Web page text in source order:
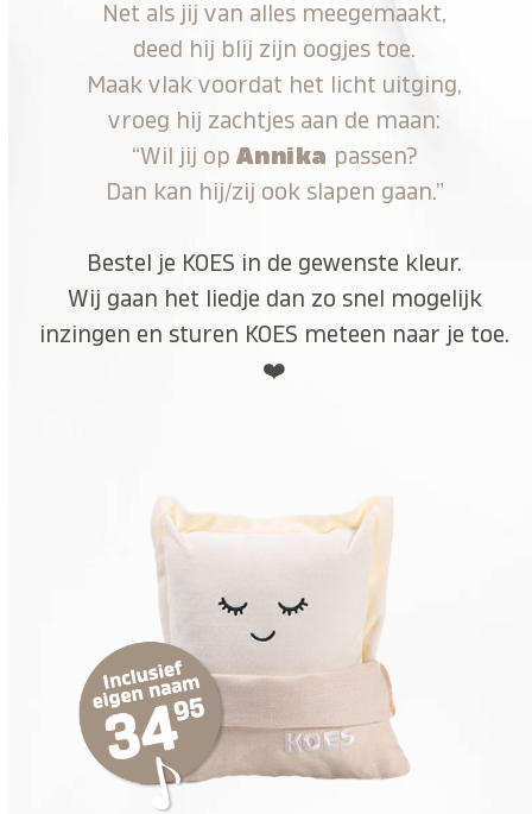
Net als jij van alles meegemaakt,
deed hij blij zijn oogjes toe.
Maak vlak voordat het licht uitging,
vroeg hij zachtjes aan de maan:
“Wil jij op Annika passen?
Dan kan hij/zij ook slapen gaan.”
Bestel je KOES in de gewenste kleur.
Wij gaan het liedje dan zo snel mogelijk
inzingen en sturen KOES meteen naar je toe.
❤️